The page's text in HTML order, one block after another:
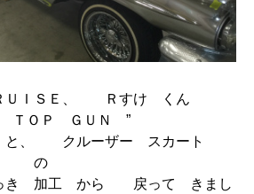
ＵＩＳＥ、 Ｒすけ くん
ＯＰ ＧＵＮ ”
と、 クルーザー スカート
の
加工 から 戻って きまし